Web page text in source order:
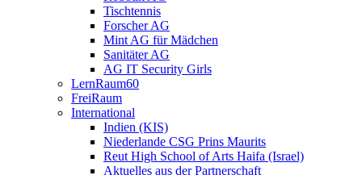
Tischtennis
Forscher AG
Mint AG für Mädchen
Sanitäter AG
AG IT Security Girls
LernRaum60
FreiRaum
International
Indien (KIS)
Niederlande CSG Prins Maurits
Reut High School of Arts Haifa (Israel)
Aktuelles aus der Partnerschaft